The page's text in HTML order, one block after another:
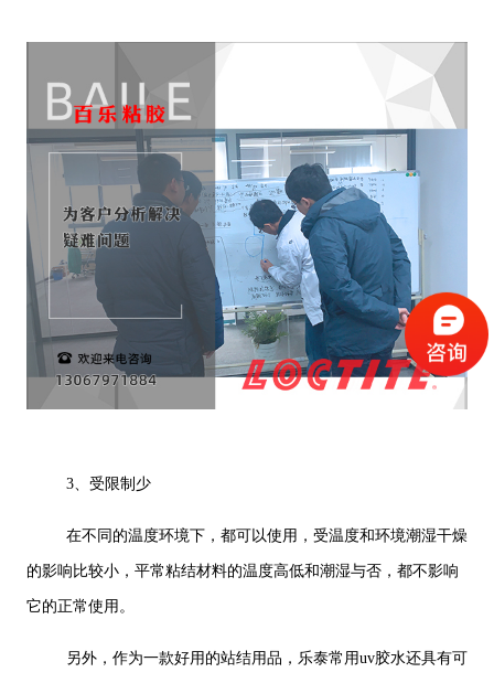
3、受限制少
在不同的温度环境下，都可以使用，受温度和环境潮湿干燥
的影响比较小，平常粘结材料的温度高低和潮湿与否，都不影响
它的正常使用。
另外，作为一款好用的站结用品，乐泰常用uv胶水还具有可